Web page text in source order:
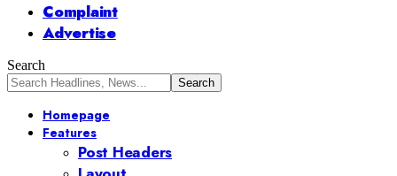
Complaint
Advertise
Search
Homepage
Features
Post Headers